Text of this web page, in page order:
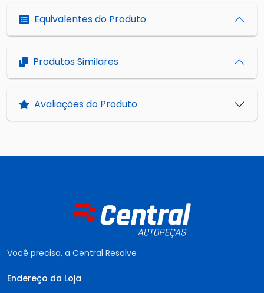
Equivalentes do Produto
Produtos Similares
Avaliações do Produto
Você precisa, a Central Resolve
Endereço da Loja